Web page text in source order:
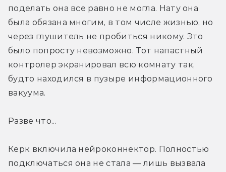
поделать она все равно не могла. Нату она
была обязана многим, в том числе жизнью, но
через глушитель не пробиться никому. Это
было попросту невозможно. Тот напастный
контролер экранировал всю комнату так,
будто находился в пузыре информационного
вакуума.
Разве что...
Керк включила нейроконнектор. Полностью
подключаться она не стала — лишь вызвала